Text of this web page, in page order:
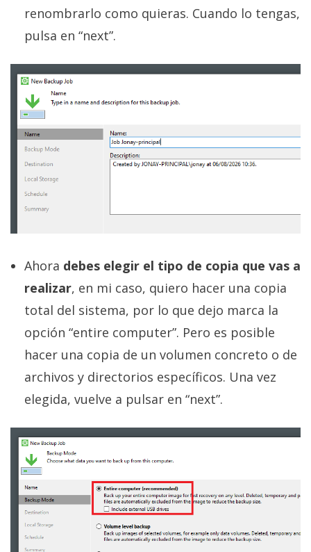
renombrarlo como quieras. Cuando lo tengas,
pulsa en “next”.
Ahora debes elegir el tipo de copia que vas a
realizar, en mi caso, quiero hacer una copia
total del sistema, por lo que dejo marca la
opción “entire computer”. Pero es posible
hacer una copia de un volumen concreto o de
archivos y directorios específicos. Una vez
elegida, vuelve a pulsar en “next”.